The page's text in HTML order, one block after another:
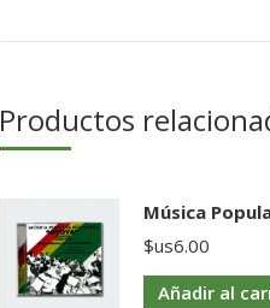
Productos
Música
$us6.00
Añadir al